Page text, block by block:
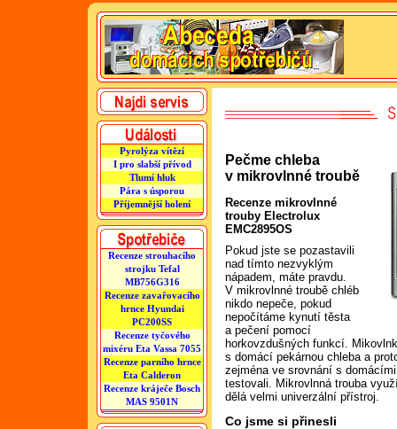
Pyrolýza vítězí
I pro slabší přívod
Tlumí hluk
Pára s úsporou
Příjemnější holení
Recenze strouhacího
strojku Tefal
MB756G316
Recenze zavařovacího
hrnce Hyundai
PC200SS
Recenze tyčového
mixéru Eta Vassa 7055
Recenze parního hrnce
Eta Calderon
Recenze kráječe Bosch
MAS 9501N
Pečme chleba
v mikrovlnné troubě
Recenze mikrovlnné
trouby Electrolux
EMC2895OS
Pokud jste se pozastavili
nad tímto nezvyklým
nápadem, máte pravdu.
V mikrovlnné troubě chléb
nikdo nepeče, pokud
nepočítáme kynutí těsta
a pečení pomocí
horkovzdušných funkcí.
s domácí pekárnou chleba a
zejména ve srovnání s
testovali. Mikrovlnná trouba
dělá velmi univerzální přístroj.
Co jsme si přinesli